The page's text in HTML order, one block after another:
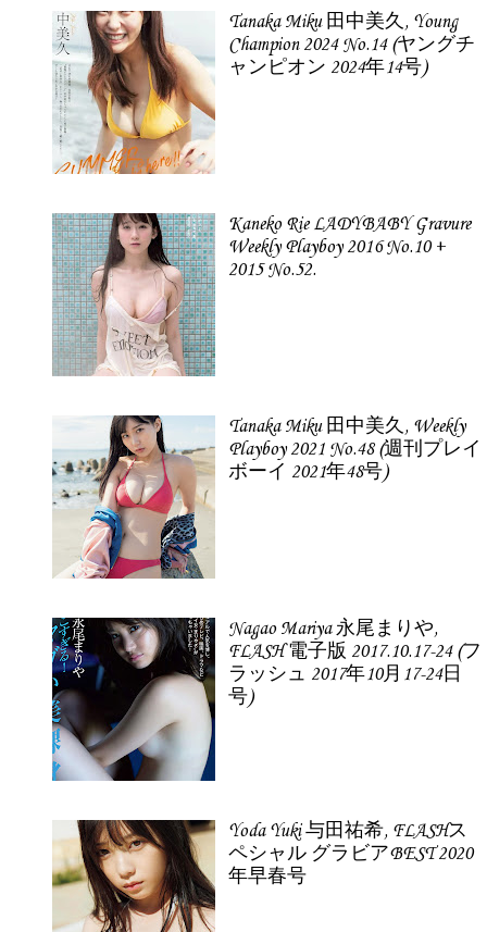
Tanaka Miku 田中美久, Young
Champion 2024 No.14 (ヤングチ
ャンピオン 2024年14号)
Kaneko Rie LADYBABY Gravure
Weekly Playboy 2016 No.10 +
2015 No.52.
Tanaka Miku 田中美久, Weekly
Playboy 2021 No.48 (週刊プレイ
ボーイ 2021年48号)
Nagao Mariya 永尾まりや,
FLASH 電子版 2017.10.17-24 (フ
ラッシュ 2017年10月17-24日
号)
Yoda Yuki 与田祐希, FLASHス
ペシャル グラビアBEST 2020
年早春号